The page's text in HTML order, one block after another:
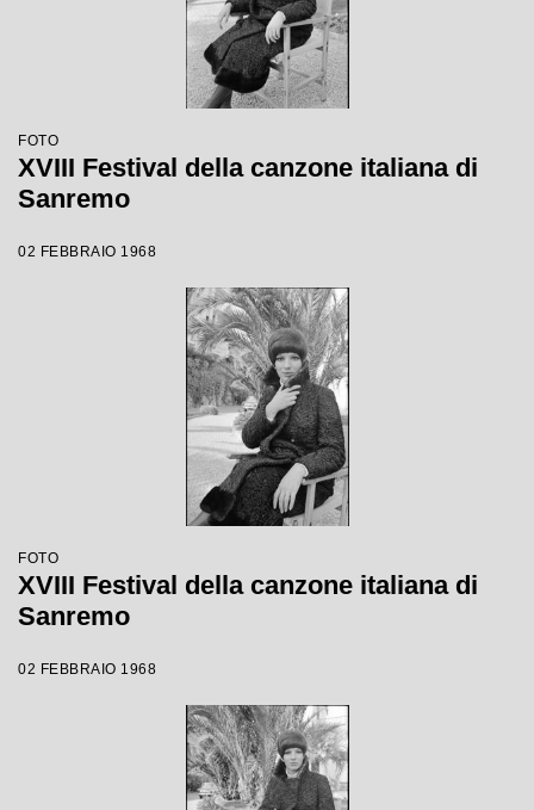
FOTO
XVIII Festival della canzone italiana di
Sanremo
02 FEBBRAIO 1968
FOTO
XVIII Festival della canzone italiana di
Sanremo
02 FEBBRAIO 1968